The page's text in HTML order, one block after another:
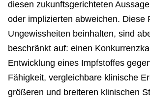
diesen zukunftsgerichteten
oder implizierten abweichen. Diese
Ungewissheiten beinhalten, sind
beschränkt auf: einen
Entwicklung eines Impfstoffes
Fähigkeit, vergleichbare klinische
größeren und breiteren klinischen